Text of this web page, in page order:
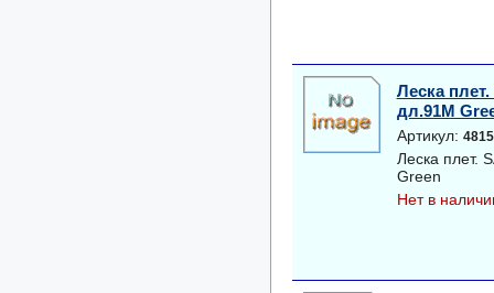
Леска
дл.91M
Артикул:
Леска плет.
Green
Нет в